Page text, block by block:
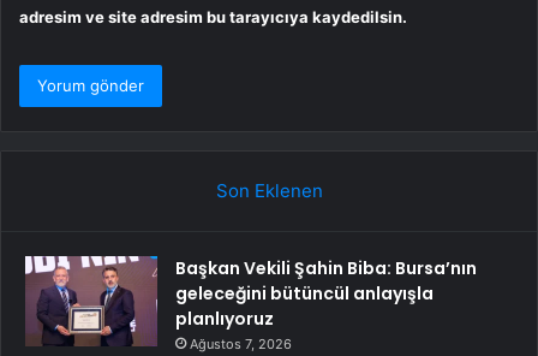
adresim ve site adresim bu tarayıcıya kaydedilsin.
Son Eklenen
Başkan Vekili Şahin Biba: Bursa’nın
geleceğini bütüncül anlayışla
planlıyoruz
Ağustos 7, 2026